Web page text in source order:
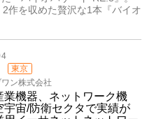
を収めた贅沢な1本『バイオ
東京
ン株式会社
業機器、ネットワーク機
宇宙/防衛セクタで実績が